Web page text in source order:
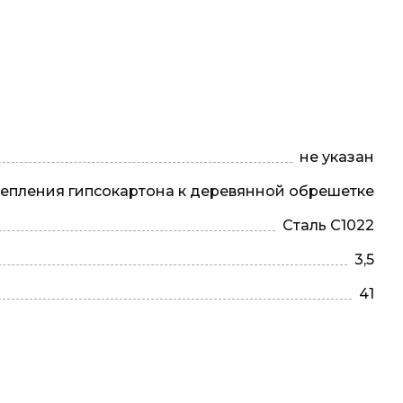
не указан
гипсокартона к деревянной обрешетке
Сталь С1022
3,5
41